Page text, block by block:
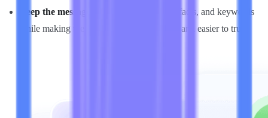
Keep the message intact:
preserve ideas, facts, and keywords
while making the output clearer, smoother, and easier to trust.